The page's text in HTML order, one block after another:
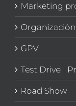
Marketing
GPV
Test Drive |
Road Show